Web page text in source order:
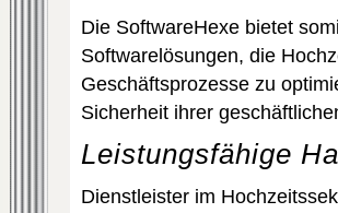
Die SoftwareHexe bietet
Softwarelösungen, die
Geschäftsprozesse zu
Sicherheit ihrer
Leistungsfähige
Dienstleister im